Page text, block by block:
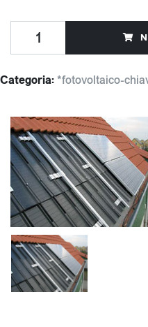
Categoria: *fotovoltaico-